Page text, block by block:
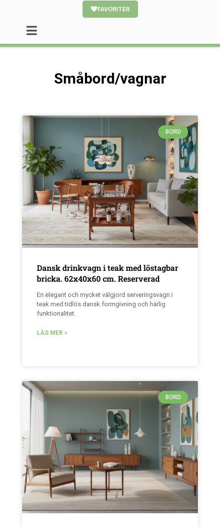
FAVORITER
Småbord/vagnar
BORD
Dansk drinkvagn i teak med löstagbar
bricka. 62x40x60 cm. Reserverad
En elegant och mycket välgjord serveringsvagn i
teak med tidlös dansk formgivning och härlig
funktionalitet.
LÄS MER »
BORD